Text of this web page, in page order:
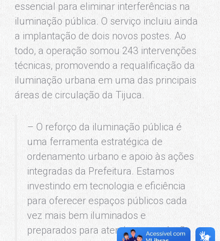
essencial para eliminar interferências na
iluminação pública. O serviço incluiu ainda
a implantação de dois novos postes. Ao
todo, a operação somou 243 intervenções
técnicas, promovendo a requalificação da
iluminação urbana em uma das principais
áreas de circulação da Tijuca.
– O reforço da iluminação pública é
uma ferramenta estratégica de
ordenamento urbano e apoio às ações
integradas da Prefeitura. Estamos
investindo em tecnologia e eficiência
para oferecer espaços públicos cada
vez mais bem iluminados e
preparados para atender a população